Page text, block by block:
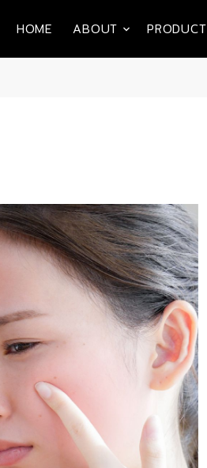
HOME ABOUT PRODUCT